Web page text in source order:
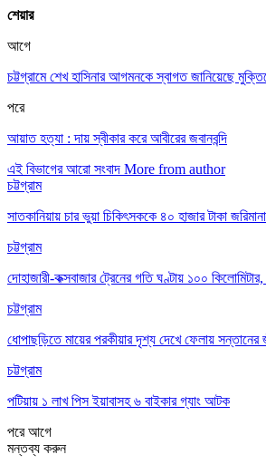
শেয়ার
আগে
চট্টগ্রামে শেখ হাসিনার আগমনকে স্বাগত জানিয়েছে
পরে
আয়াত হত্যা : দায় স্বীকার করে আবীরের জবানবন্দি
এই বিভাগের আরো সংবাদ More from author
চট্টগ্রাম
সাতকানিয়ায় চার ভুয়া চিকিৎসককে ৪০ হাজার টাকা জরিমানা
চট্টগ্রাম
দোহাজারী-কক্সবাজার ট্রেনের গতি ঘণ্টায় ১০০
চট্টগ্রাম
ধোপাছড়িতে মায়ের পরকীয়ার দৃশ্য দেখে ফেলায়
চট্টগ্রাম
পটিয়ায় ১ লাখ পিস ইয়াবাসহ ৬ বাইকার গ্যাং আটক
পরেআগে
মন্তব্য করুন